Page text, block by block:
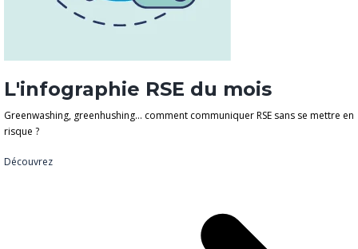
L'infographie RSE du mois
Greenwashing, greenhushing… comment communiquer RSE sans se mettre en
risque ?
Découvrez